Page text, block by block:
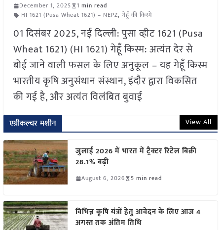
December 1, 2025
1 min read
HI 1621 (Pusa Wheat 1621) – NEPZ, गेहूँ की किस्में
01 दिसंबर 2025, नई दिल्ली: पुसा व्हीट 1621 (Pusa
Wheat 1621) (HI 1621) गेहूँ किस्म: अत्यंत देर से
बोई जाने वाली फसल के लिए अनुकूल – यह गेहूँ किस्म
भारतीय कृषि अनुसंधान संस्थान, इंदौर द्वारा विकसित
की गई है, और अत्यंत विलंबित बुवाई
एग्रीकल्चर मशीन View All
जुलाई 2026 में भारत में ट्रैक्टर रिटेल बिक्री
28.1% बढ़ी
August 6, 2026 5 min read
विभिन्न कृषि यंत्रों हेतु आवेदन के लिए आज 4
अगस्त तक अंतिम तिथि